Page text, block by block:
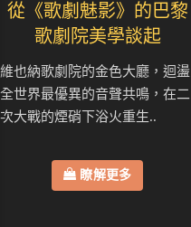
從《歌劇魅影》的巴黎
歌劇院美學談起
維也納歌劇院的金色大廳，迴盪
全世界最優異的音聲共鳴，在二
次大戰的煙硝下浴火重生..
瞭解更多